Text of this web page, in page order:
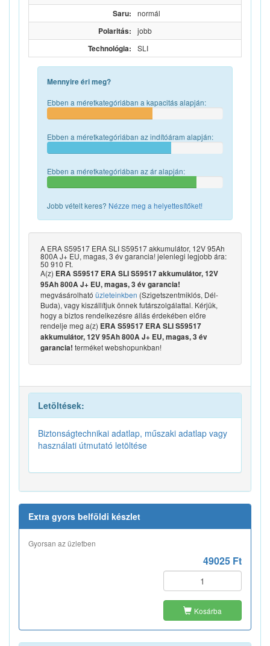
Saru: normál
Polaritás: jobb
Technológia: SLI
Mennyire éri meg?
Ebben a méretkategóriában a kapacitás alapján:
Ebben a méretkategóriában az indítóáram alapján:
Ebben a méretkategóriában az ár alapján:
Jobb vételt keres? Nézze meg a helyettesítőket!
A ERA S59517 ERA SLI S59517 akkumulátor, 12V 95Ah
800A J+ EU, magas, 3 év garancia! jelenlegi legjobb ára:
50 910 Ft.
A(z) ERA S59517 ERA SLI S59517 akkumulátor, 12V
95Ah 800A J+ EU, magas, 3 év garancia!
megvásárolható üzleteinkben (Szigetszentmiklós, Dél-
Buda), vagy kiszállítjuk önnek futárszolgálattal. Kérjük,
hogy a biztos rendelkezésre állás érdekében előre
rendelje meg a(z) ERA S59517 ERA SLI S59517
akkumulátor, 12V 95Ah 800A J+ EU, magas, 3 év
garancia! terméket webshopunkban!
Letöltések:
Biztonságtechnikai adatlap, műszaki adatlap vagy
használati útmutató letöltése
Extra gyors belföldi készlet
Gyorsan az üzletben
49025 Ft
Kosárba